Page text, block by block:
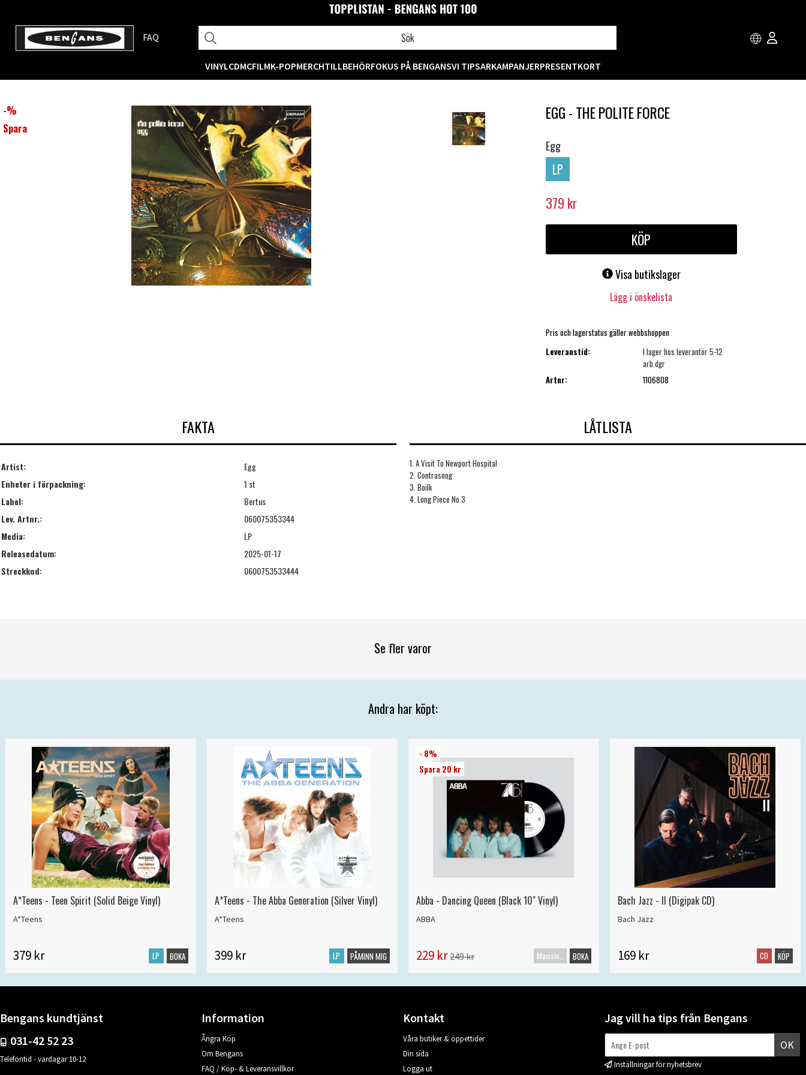
FAQ
VINYLCDMCFILMK-POPMERCHTILLBEHÖRFOKUS PÅ BENGANSVI TIPSARKAMPANJERPRESENTKORT
-%
Spara
EGG - THE POLITE FORCE
Egg
LP
379 kr
KÖP
Visa butikslager
Lägg i önskelista
Pris och lagerstatus gäller webbshoppen
Leveranstid:
I lager hos leverantör 5-12
arb.dgr
Artnr:
1106808
FAKTA
Artist:
Egg
Enheter i förpackning:
1 st
Label:
Bertus
Lev. Artnr.:
060075353344
Media:
LP
Releasedatum:
2025-01-17
Streckkod:
0600753533444
LÅTLISTA
1. A Visit To Newport Hospital
2. Contrasong
3. Boilk
4. Long Piece No.3
Se fler varor
Andra har köpt:
A*Teens - Teen Spirit (Solid Beige Vinyl)
A*Teens
379 kr LP BOKA
A*Teens - The Abba Generation (Silver Vinyl)
A*Teens
399 kr LP PÅMINN MIG
- 8%
Spara 20 kr
Abba - Dancing Queen (Black 10" Vinyl)
ABBA
229 kr249 kr Maxisingel BOKA
Bach Jazz - II (Digipak CD)
Bach Jazz
169 kr CD KÖP
Bengans kundtjänst
031-42 52 23
Telefontid - vardagar 10-12
Information
Ångra Köp
Om Bengans
FAQ / Köp- & Leveransvillkor
Kontakt
Våra butiker & öppettider
Din sida
Logga ut
Jag vill ha tips från Bengans
OK
Inställningar för nyhetsbrev